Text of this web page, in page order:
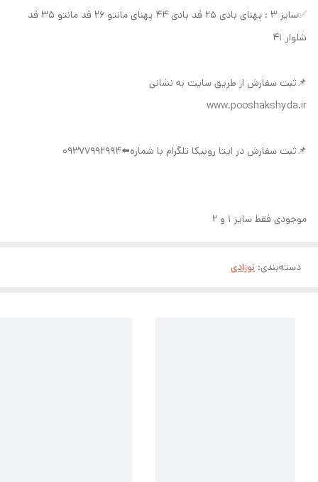
✅سایز ۳ : پهنای بادی ۲۵ قد بادی ۴۴ پهنای مانتو ۲۶ قد مانتو ۳۵ قد
شلوار ۴۱
📌ثبت سفارش از طریق سایت به نشانی
www.pooshakshyda.ir
📌ثبت سفارش در ایتا روبیکا تلگرام با شماره⬅️09377992994
موجودی فقط سایز ۱ و ۲
دسته‌بندی: نوزادی